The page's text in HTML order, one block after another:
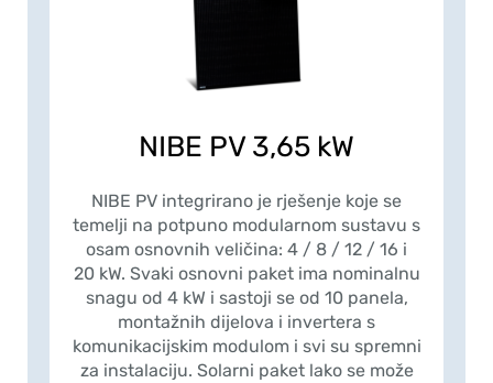
NIBE PV 3,65 kW
NIBE PV integrirano je rješenje koje se
temelji na potpuno modularnom sustavu s
osam osnovnih veličina: 4 / 8 / 12 / 16 i
20 kW. Svaki osnovni paket ima nominalnu
snagu od 4 kW i sastoji se od 10 panela,
montažnih dijelova i invertera s
komunikacijskim modulom i svi su spremni
za instalaciju. Solarni paket lako se može